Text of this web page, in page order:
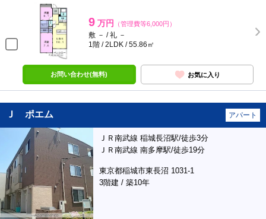
9 万円 （管理費等6,000円）
敷 － / 礼 －
1階 / 2LDK / 55.86㎡
お問い合わせ(無料) お気に入り
Ｊ ポエム アパート
ＪＲ南武線 稲城長沼駅/徒歩3分
ＪＲ南武線 南多摩駅/徒歩19分
東京都稲城市東長沼 1031-1
3階建 / 築10年